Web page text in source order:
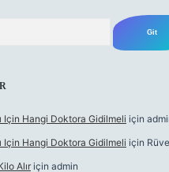
Için Hangi Doktora Gidilmeli için
Için Hangi Doktora Gidilmeli için
Alıriçin admin